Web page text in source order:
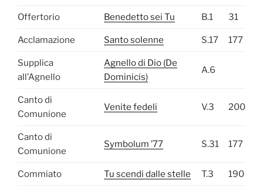
Offertorio Benedetto sei Tu B.1 31
Acclamazione Santo solenne S.17 177
Supplica
all’Agnello
Agnello di Dio (De
Dominicis)
A.6
Canto di
Comunione
Venite fedeli V.3 200
Canto di
Comunione
Symbolum ’77 S.31 177
Commiato Tu scendi dalle stelle T.3 190